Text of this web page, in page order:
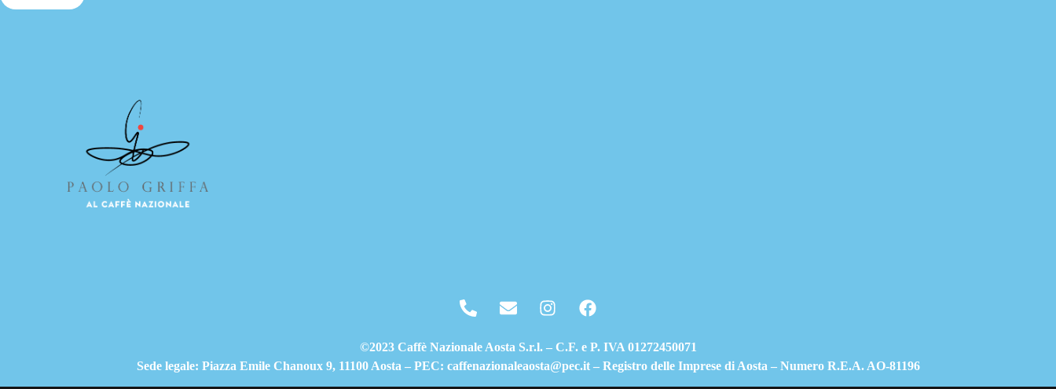
©2023 Caffè Nazionale Aosta S.r.l. – C.F. e P. IVA 01272450071
Sede legale: Piazza Emile Chanoux 9, 11100 Aosta – PEC: caffenazionaleaosta@pec.it – Registro delle Imprese di Aosta – Numero R.E.A. AO-81196